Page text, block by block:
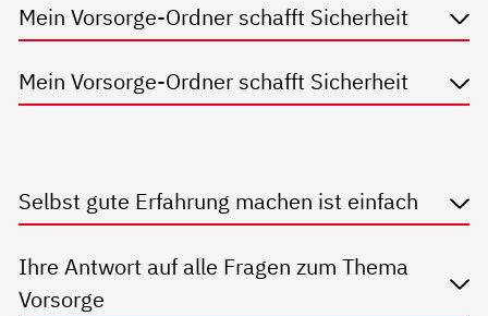
Mein Vorsorge-Ordner schafft Sicherheit
Mein Vorsorge-Ordner schafft Sicherheit
Selbst gute Erfahrung machen ist einfach
Ihre Antwort auf alle Fragen zum Thema
Vorsorge